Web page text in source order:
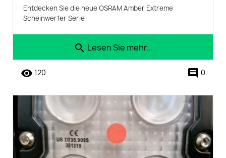
Entdecken Sie die neue OSRAM Amber Extreme
Scheinwerfer Serie
search Lesen Sie mehr...
remove_red_eye 120 comment 0